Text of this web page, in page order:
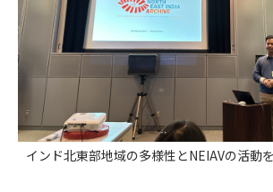
インド北東部地域の多様性とNEIAVの活動